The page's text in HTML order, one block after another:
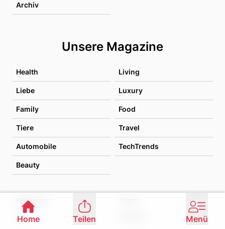
Archiv
Unsere Magazine
Health Living
Liebe Luxury
Family Food
Tiere Travel
Automobile TechTrends
Beauty
Werbung
Jobs
Home Teilen Menü